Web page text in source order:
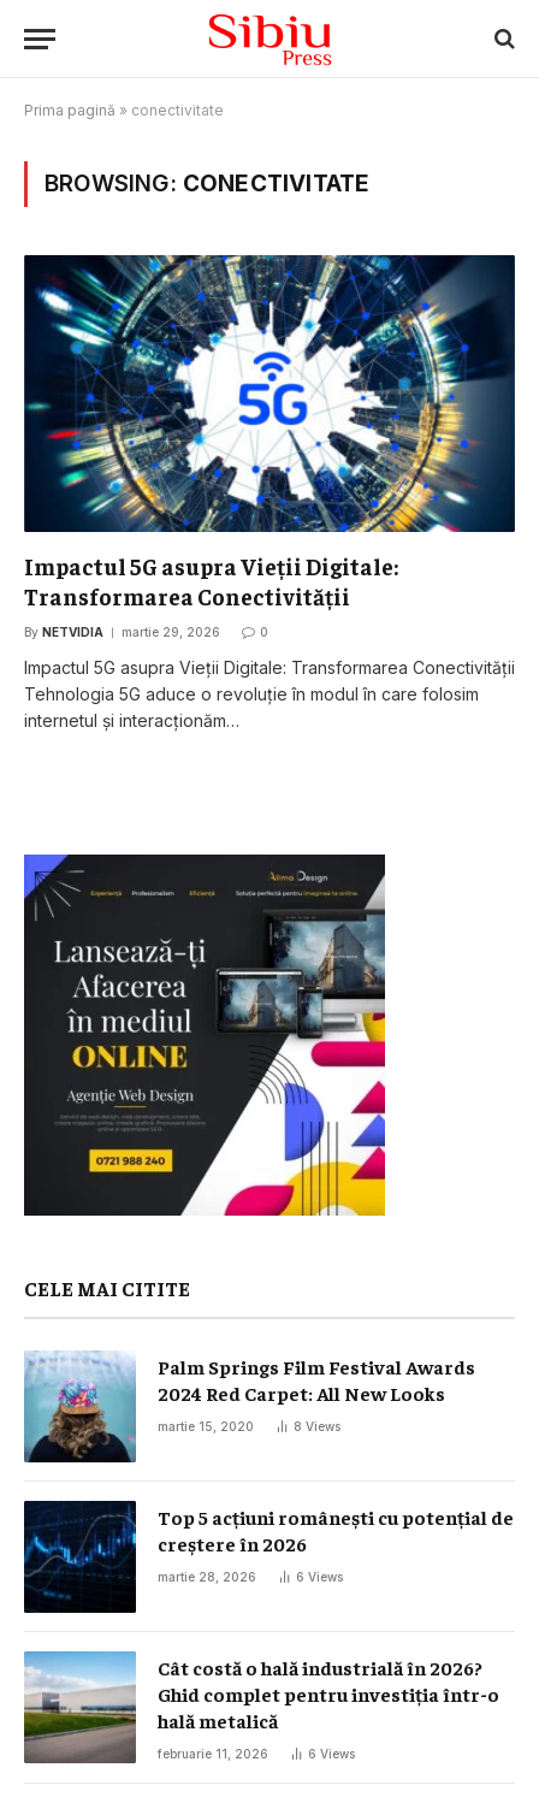
Prima pagină » conectivitate
BROWSING: CONECTIVITATE
Impactul 5G asupra Vieții Digitale:
Transformarea Conectivității
By NETVIDIA martie 29, 2026 0
Impactul 5G asupra Vieții Digitale: Transformarea Conectivității
Tehnologia 5G aduce o revoluție în modul în care folosim
internetul și interacționăm…
CELE MAI CITITE
Palm Springs Film Festival Awards
2024 Red Carpet: All New Looks
martie 15, 2020 8 Views
Top 5 acțiuni românești cu potențial de
creștere în 2026
martie 28, 2026 6 Views
Cât costă o hală industrială în 2026?
Ghid complet pentru investiția într-o
hală metalică
februarie 11, 2026 6 Views